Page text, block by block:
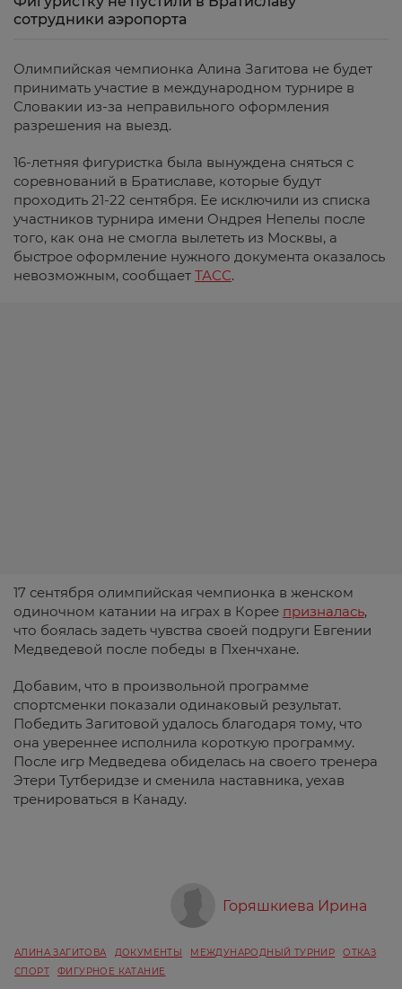
сотрудники аэропорта
Олимпийская чемпионка Алина Загитова не будет
принимать участие в международном турнире в
Словакии из-за неправильного оформления
разрешения на выезд.
16-летняя фигуристка была вынуждена сняться с
соревнований в Братиславе, которые будут
проходить 21-22 сентября. Ее исключили из списка
участников турнира имени Ондрея Непелы после
того, как она не смогла вылететь из Москвы, а
быстрое оформление нужного документа оказалось
невозможным, сообщает ТАСС.
17 сентября олимпийская чемпионка в женском
одиночном катании на играх в Корее призналась,
что боялась задеть чувства своей подруги Евгении
Медведевой после победы в Пхенчхане.
Добавим, что в произвольной программе
спортсменки показали одинаковый результат.
Победить Загитовой удалось благодаря тому, что
она увереннее исполнила короткую программу.
После игр Медведева обиделась на своего тренера
Этери Тутберидзе и сменила наставника, уехав
тренироваться в Канаду.
Горяшкиева Ирина
АЛИНА ЗАГИТОВА ДОКУМЕНТЫ МЕЖДУНАРОДНЫЙ ТУРНИР
ОТКАЗ
СПОРТ
ФИГУРНОЕ КАТАНИЕ